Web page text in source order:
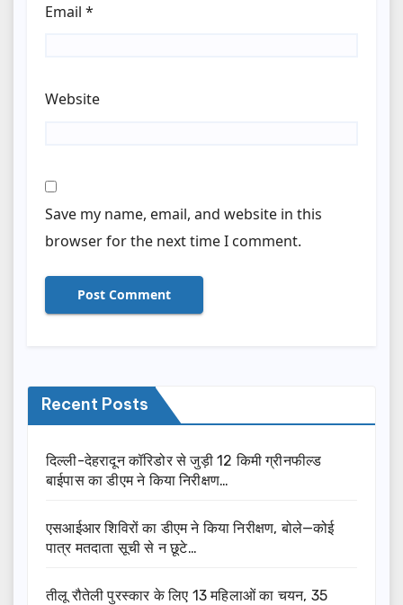
Email *
Website
Save my name, email, and website in this
browser for the next time I comment.
Recent Posts
दिल्ली-देहरादून कॉरिडोर से जुड़ी 12 किमी ग्रीनफील्ड
बाईपास का डीएम ने किया निरीक्षण…
एसआईआर शिविरों का डीएम ने किया निरीक्षण, बोले—कोई
पात्र मतदाता सूची से न छूटे…
तीलू रौतेली पुरस्कार के लिए 13 महिलाओं का चयन, 35